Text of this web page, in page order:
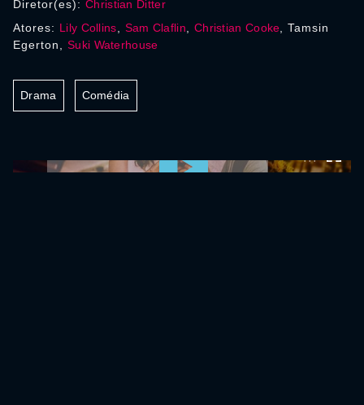
Diretor(es): Christian Ditter
Atores: Lily Collins Sam Claflin Christian Cooke , Tamsin
Egerton, Suki Waterhouse
Drama Comédia